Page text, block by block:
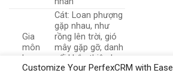
Gia
môn
hưng
thạnh -
Cát: Loan phượng
gặp nhau, như
rồng lên trời, gió
mây gặp gỡ, danh
nổi khắp thiên hạ.
Quẻ này rất cứng
Customize Your PerfexCRM with Ease